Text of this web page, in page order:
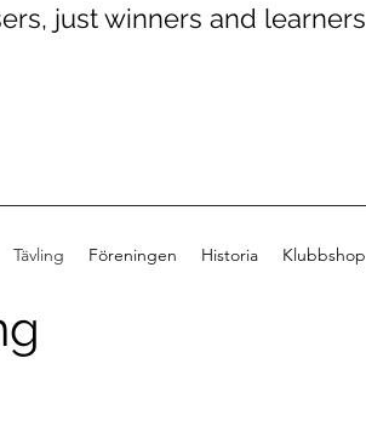
just winners and learners
Tävling Föreningen Historia Klubbshop